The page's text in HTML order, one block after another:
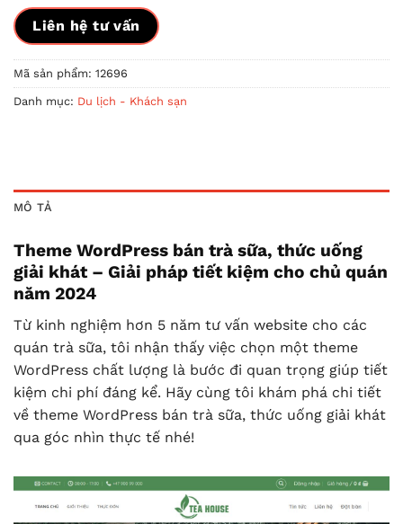
Liên hệ tư vấn
Mã sản phẩm: 12696
Danh mục: Du lịch - Khách sạn
MÔ TẢ
Theme WordPress bán trà sữa, thức uống
giải khát – Giải pháp tiết kiệm cho chủ quán
năm 2024
Từ kinh nghiệm hơn 5 năm tư vấn website cho các
quán trà sữa, tôi nhận thấy việc chọn một theme
WordPress chất lượng là bước đi quan trọng giúp tiết
kiệm chi phí đáng kể. Hãy cùng tôi khám phá chi tiết
về theme WordPress bán trà sữa, thức uống giải khát
qua góc nhìn thực tế nhé!